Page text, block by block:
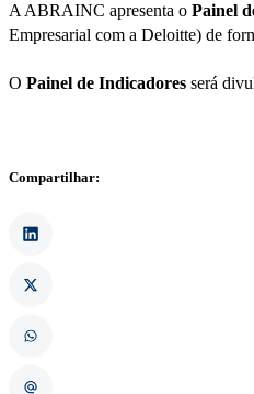
A ABRAINC apresenta o Painel
Empresarial com a Deloitte) de
O Painel de Indicadores será
Compartilhar: